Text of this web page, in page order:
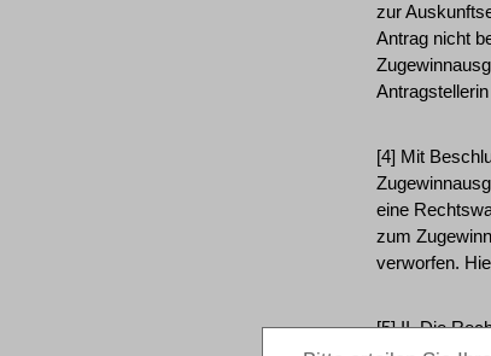
zur
Antrag nicht
[4] Mit
eine
zum
verworfen.
[5] II. Die